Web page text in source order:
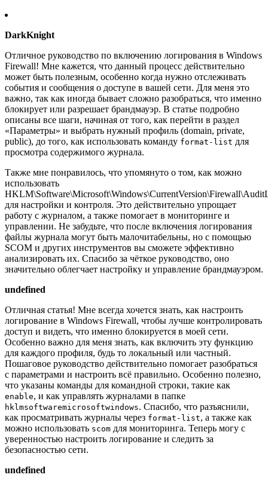
DarkKnight
Отличное руководство по включению логирования в Windows
Firewall! Мне кажется, что данный процесс действительно
может быть полезным, особенно когда нужно отслеживать
события и сообщения о доступе в вашей сети. Для меня это
важно, так как иногда бывает сложно разобраться, что именно
блокирует или разрешает брандмауэр. В статье подробно
описаны все шаги, начиная от того, как перейти в раздел
«Параметры» и выбрать нужный профиль (domain, private,
public), до того, как использовать команду format-list для
просмотра содержимого журнала.
Также мне понравилось, что упомянуто о том, как можно
использовать
для настройки и контроля. Это действительно упрощает
работу с журналом, а также помогает в мониторинге и
управлении. Не забудьте, что после включения логирования
файлы журнала могут быть малочитабельны, но с помощью
SCOM и других инструментов вы сможете эффективно
анализировать их. Спасибо за чёткое руководство, оно
значительно облегчает настройку и управление брандмауэром.
undefined
Отличная статья! Мне всегда хочется знать, как настроить
логирование в Windows Firewall, чтобы лучше контролировать
доступ и видеть, что именно блокируется в моей сети.
Особенно важно для меня знать, как включить эту функцию
для каждого профиля, будь то локальный или частный.
Пошаговое руководство действительно помогает разобраться
с параметрами и настроить всё правильно. Особенно полезно,
что указаны команды для командной строки, такие как
enable, и как управлять журналами в папке
hklmsoftwaremicrosoftwindows. Спасибо, что разъяснили,
как просматривать журналы через format-list, а также как
можно использовать scom для мониторинга. Теперь могу с
уверенностью настроить логирование и следить за
безопасностью сети.
undefined